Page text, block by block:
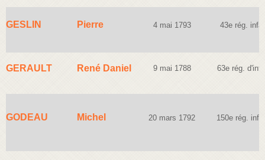
GESLIN Pierre 4 mai 1793 43e rég.
GERAULT René Daniel 9 mai 1788 63e rég.
GODEAU Michel 20 mars 1792 150e rég.